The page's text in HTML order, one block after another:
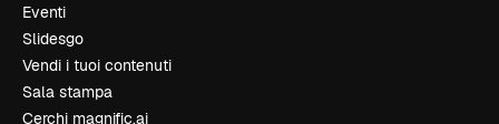
Eventi
Slidesgo
Vendi i tuoi contenuti
Sala stampa
Cerchi magnific.ai